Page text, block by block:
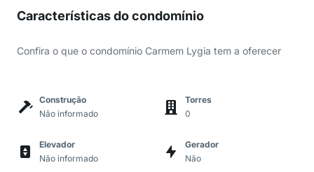
Características do condomínio
Confira o que o condomínio Carmem Lygia tem a oferecer
Construção
Não informado
Torres
0
Elevador
Não informado
Gerador
Não